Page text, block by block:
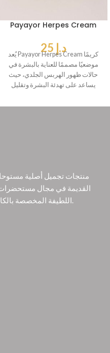
Payayor Herpes Cream
د.إ
يُعد Payayor Herpes Cream كريمًا
موضعيًا مصممًا للعناية بالبشرة في
حالات ظهور الهربس الجلدي، حيث
يساعد على تهدئة البشرة وتقليل
القديمة في مجال
اللطيفة المخصصة بالكامل للعناية بجمالك بأكثر الطرق طبيعية.